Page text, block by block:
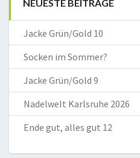
NEUESTE BEITRÄGE
Jacke Grün/Gold 10
Socken im Sommer?
Jacke Grün/Gold 9
Nadelwelt Karlsruhe 2026
Ende gut, alles gut 12